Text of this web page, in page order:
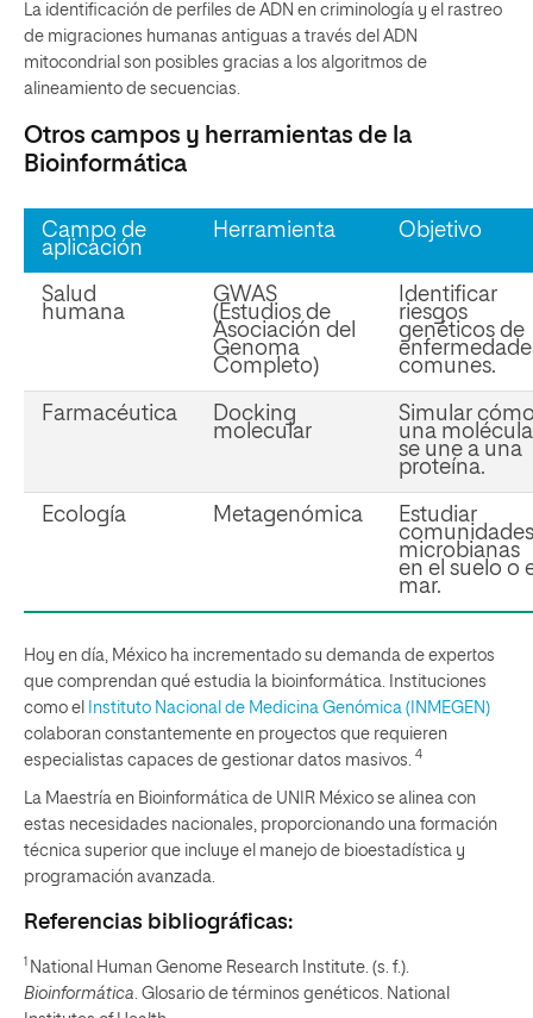
La identificación de perfiles de ADN en criminología y el rastreo
de migraciones humanas antiguas a través del ADN
mitocondrial son posibles gracias a los algoritmos de
alineamiento de secuencias.
Otros campos y herramientas de la
Bioinformática
Campo de
aplicación
Herramienta Objetivo
Salud
humana
GWAS
(Estudios de
Asociación del
Genoma
Completo)
Identificar
riesgos
genéticos de
comunes.
Farmacéutica
Docking
molecular
Simular
una molécula
se une a una
proteína.
Ecología Metagenómica
Estudiar
comunidades
microbianas
en el suelo o
mar.
Hoy en día, México ha incrementado su demanda de expertos
que comprendan qué estudia la bioinformática. Instituciones
como el
Instituto Nacional de Medicina Genómica (INMEGEN)
colaboran constantemente en proyectos que requieren
especialistas capaces de gestionar datos masivos.
4
La Maestría en Bioinformática de UNIR México se alinea con
estas necesidades nacionales, proporcionando una formación
técnica superior que incluye el manejo de bioestadística y
programación avanzada.
Referencias bibliográficas:
1 National Human Genome Research Institute. (s. f.).
Bioinformática . Glosario de términos genéticos. National